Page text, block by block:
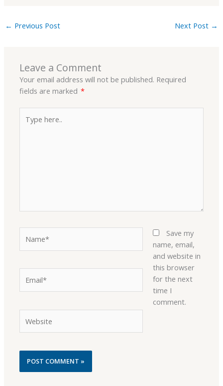
← Previous Post Next Post →
Leave a Comment
Your email address will not be published. Required
fields are marked *
here..
Save my
name, email,
and website in
this browser
for the next
time I
comment.